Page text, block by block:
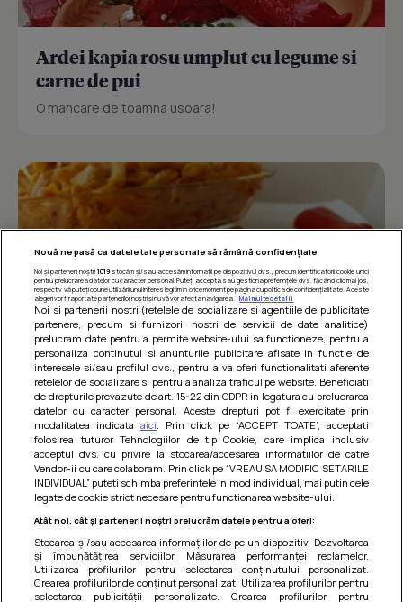
Ardei kapia rosu umplut cu legume si
carne de pui
O mancare de toamna usoara!
Paste integrale cu carne de pui in sos
de rosii
O mancare usoara, satioasa si gustoasa! Retete
dietetice
Nouă ne pasă ca datele tale personale să rămână confidențiale
Noi și partenerii noștri 1019stocăm și/sau accesăm informații pe dispozitivul dvs., precum identificatorii cookie unici
pentru prelucrarea datelor cu caracter personal. Puteți accepta sau gestiona preferințele dvs. făcând clic mai jos,
respectiv vă puteți opune utilizării unui interes legitim în orice moment pe pagina cu politica de confidențialitate. Aceste
alegeri vor fi raportate partenerilor noștri și nu vă vor afecta navigarea.
Mai multe detalii
Noi si partenerii nostri (retelele de socializare si agentiile de publicitate
partenere, precum si furnizorii nostri de servicii de date analitice)
prelucram date pentru a permite website-ului sa functioneze, pentru a
personaliza continutul si anunturile publicitare afisate in functie de
interesele si/sau profilul dvs., pentru a va oferi functionalitati aferente
retelelor de socializare si pentru a analiza traficul pe website. Beneficiati
de drepturile prevazute de art. 15-22 din GDPR in legatura cu prelucrarea
datelor cu caracter personal. Aceste drepturi pot fi exercitate prin
modalitatea indicataaici . Prin click pe “ACCEPT TOATE”, acceptati
folosirea tuturor Tehnologiilor de tip Cookie, care implica inclusiv
acceptul dvs. cu privire la stocarea/accesarea informatiilor de catre
Vendor-ii cu care colaboram. Prin click pe “VREAU SA MODIFIC SETARILE
INDIVIDUAL” puteti schimba preferintele in mod individual, mai putin cele
legate de cookie strict necesare pentru functionarea website-ului.
Atât noi, cât și partenerii noștri prelucrăm datele pentru a oferi:
Stocarea și/sau accesarea informațiilor de pe un dispozitiv. Dezvoltarea
și îmbunătățirea serviciilor. Măsurarea performanței reclamelor.
Utilizarea profilurilor pentru selectarea conținutului personalizat.
Crearea profilurilor de conținut personalizat. Utilizarea profilurilor pentru
selectarea publicității personalizate. Crearea profilurilor pentru